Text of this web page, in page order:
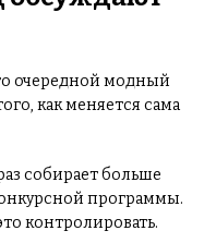
очередной модный
как меняется сама
собирает больше
программы.
контролировать.